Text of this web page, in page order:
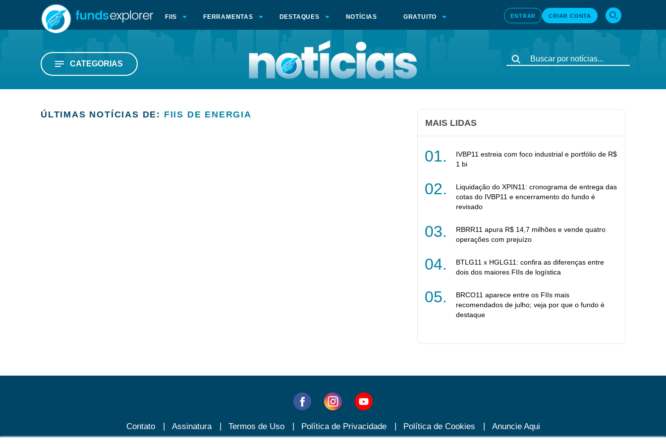
FIIS FERRAMENTAS DESTAQUES NOTÍCIAS GRATUITO ENTRAR CRIAR CONTA
CATEGORIAS
ÚLTIMAS NOTÍCIAS DE: FIIS DE ENERGIA
MAIS LIDAS
IVBP11 estreia com foco industrial e portfólio de R$
1 bi
Liquidação do XPIN11: cronograma de entrega das
cotas do IVBP11 e encerramento do fundo é
revisado
RBRR11 apura R$ 14,7 milhões e vende quatro
operações com prejuízo
BTLG11 x HGLG11: confira as diferenças entre
dois dos maiores FIIs de logística
BRCO11 aparece entre os FIIs mais
recomendados de julho; veja por que o fundo é
destaque
Contato Assinatura Termos de Uso Política de Privacidade Política de Cookies Anuncie Aqui